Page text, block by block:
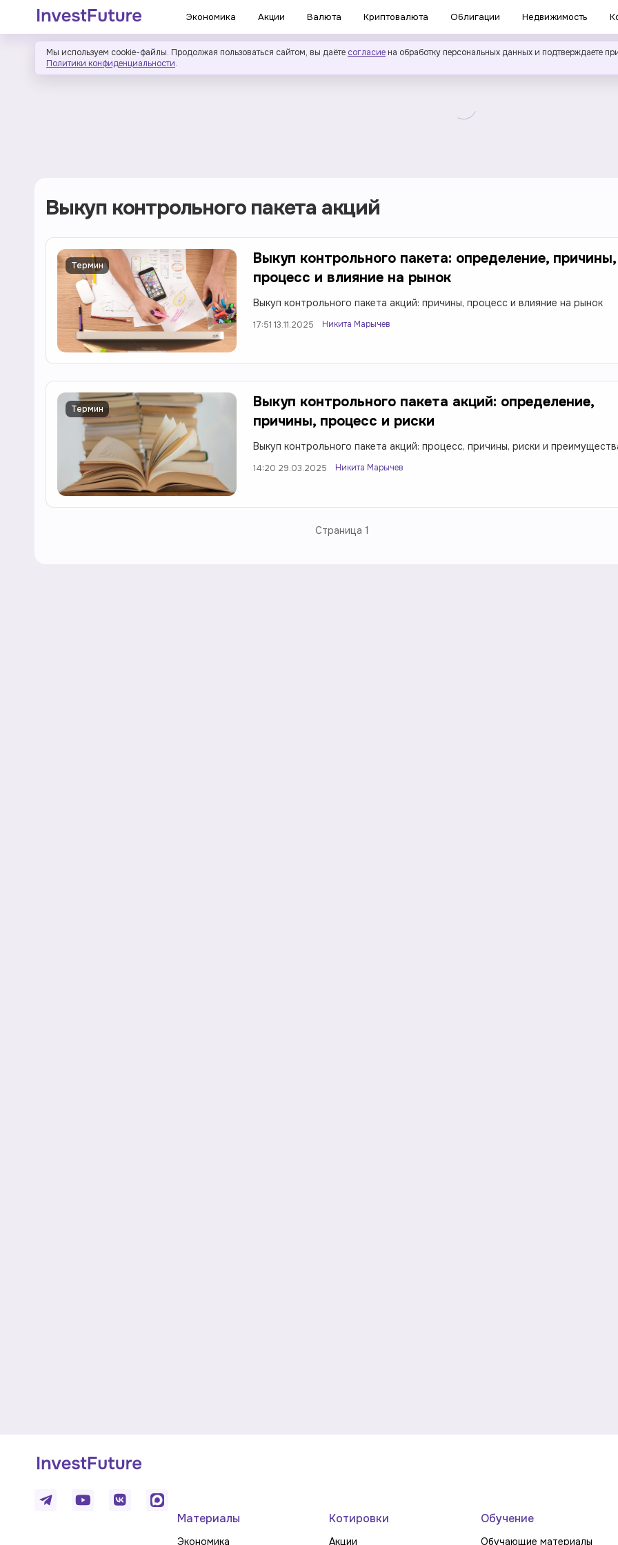
Экономика Акции Валюта Криптовалюта Облигации Недвижимость
Мы используем cookie-файлы. Продолжая пользоваться сайтом, вы даёте согласие на обработку персональных данных и подтверждаете
Политики конфиденциальности.
Выкуп контрольного пакета акций
Термин
Выкуп контрольного пакета: определение, причины,
процесс и влияние на рынок
Выкуп контрольного пакета акций: причины, процесс и влияние на рынок
17:51 13.11.2025 Никита Марычев
Термин
Выкуп контрольного пакета акций: определение,
причины, процесс и риски
Выкуп контрольного пакета акций: процесс, причины, риски и
14:20 29.03.2025 Никита Марычев
Страница 1
Материалы
Экономика
Котировки
Акции
Обучение
Обучающие материалы